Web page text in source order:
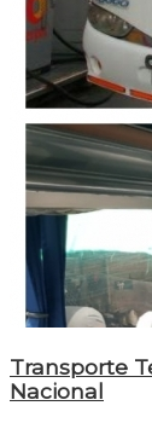
Transporte
Nacional